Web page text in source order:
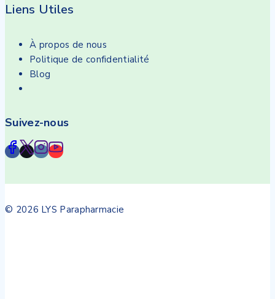
Liens Utiles
À propos de nous
Politique de confidentialité
Blog
Suivez-nous
© 2026 LYS Parapharmacie